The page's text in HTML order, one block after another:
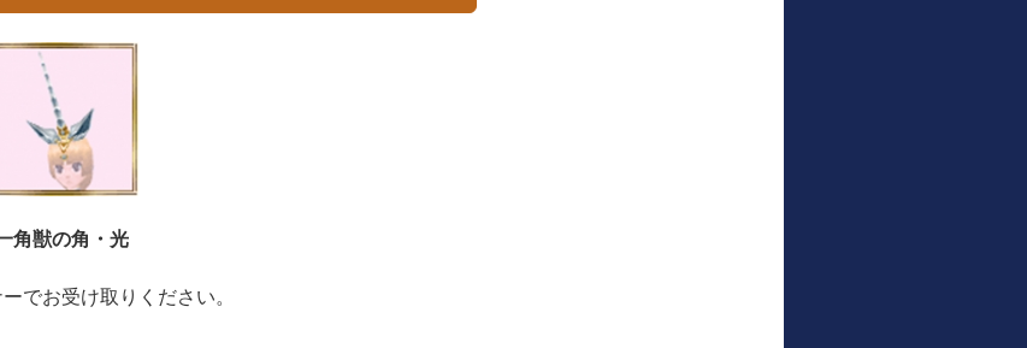
角獣の角・光
でお受け取りください。